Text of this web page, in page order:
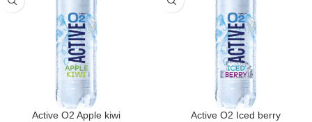
Active O2 Apple kiwi Active O2 Iced berry